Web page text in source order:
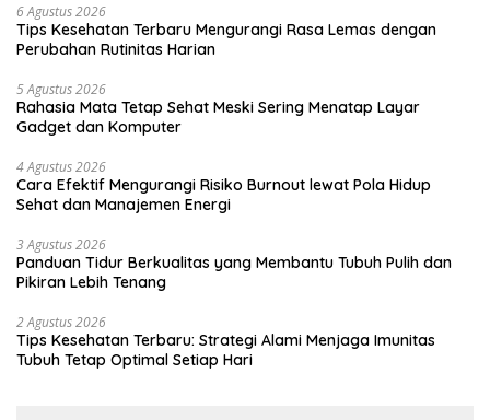
6 Agustus 2026
Tips Kesehatan Terbaru Mengurangi Rasa Lemas dengan
Perubahan Rutinitas Harian
5 Agustus 2026
Rahasia Mata Tetap Sehat Meski Sering Menatap Layar
Gadget dan Komputer
4 Agustus 2026
Cara Efektif Mengurangi Risiko Burnout lewat Pola Hidup
Sehat dan Manajemen Energi
3 Agustus 2026
Panduan Tidur Berkualitas yang Membantu Tubuh Pulih dan
Pikiran Lebih Tenang
2 Agustus 2026
Tips Kesehatan Terbaru: Strategi Alami Menjaga Imunitas
Tubuh Tetap Optimal Setiap Hari